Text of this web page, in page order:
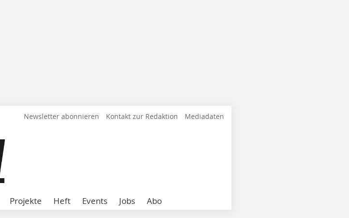
Newsletter abonnieren Kontakt zur Redaktion Mediadaten
Projekte Heft Events Jobs Abo